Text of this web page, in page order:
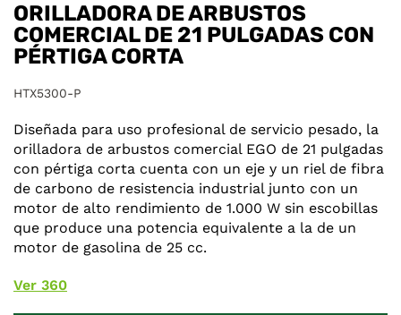
ORILLADORA DE ARBUSTOS
COMERCIAL DE 21 PULGADAS CON
PÉRTIGA CORTA
HTX5300-P
Diseñada para uso profesional de servicio pesado, la
orilladora de arbustos comercial EGO de 21 pulgadas
con pértiga corta cuenta con un eje y un riel de fibra
de carbono de resistencia industrial junto con un
motor de alto rendimiento de 1.000 W sin escobillas
que produce una potencia equivalente a la de un
motor de gasolina de 25 cc.
Ver 360